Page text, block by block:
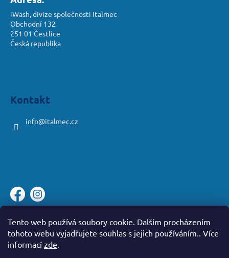
Tento web používá soubory cookie. Dalším procházením
tohoto webu vyjadřujete souhlas s jejich používáním.. Více
informací zde.
iWash, divize společnosti Italmec
Obchodní 132
251 01 Čestlice
Česká republika
Kontakt
info@italmec.cz